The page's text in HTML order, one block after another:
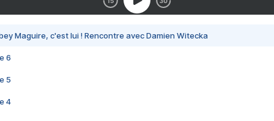
Maguire, c'est lui ! Rencontre avec Damien Witecka
6
5
4